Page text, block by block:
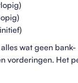
wat geen
vorderingen. Het